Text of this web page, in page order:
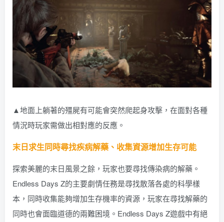
▲地面上躺著的殭屍有可能會突然爬起身攻擊，在面對各種
情況時玩家需做出相對應的反應。
末日求生同時尋找疾病解藥、收集資源增加生存可能
探索美麗的末日風景之餘，玩家也要尋找傳染病的解藥。
Endless Days Z的主要劇情任務是尋找散落各處的科學樣
本，同時收集能夠增加生存機率的資源，玩家在尋找解藥的
同時也會面臨道德的兩難困境。Endless Days Z遊戲中有絕